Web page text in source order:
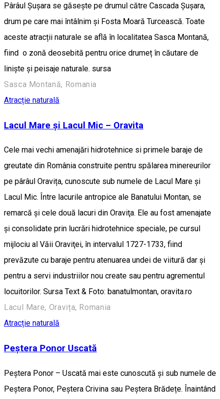
Pârâul Șușara se găsește pe drumul către Cascada Șușara,
drum pe care mai întâlnim și Fosta Moară Turcească. Toate
aceste atracții naturale se află în localitatea Sasca Montană,
fiind o zonă deosebită pentru orice drumeț în căutare de
liniște și peisaje naturale. sursa
Sasca Montană, Romania
Atracție naturală
Lacul Mare şi Lacul Mic – Oravita
Cele mai vechi amenajări hidrotehnice si primele baraje de
greutate din România construite pentru spălarea minereurilor
pe pârâul Oravița, cunoscute sub numele de Lacul Mare și
Lacul Mic. Între lacurile antropice ale Banatului Montan, se
remarcă şi cele două lacuri din Oraviţa. Ele au fost amenajate
şi consolidate prin lucrări hidrotehnice speciale, pe cursul
mijlociu al Văii Oraviţei, în intervalul 1727-1733, fiind
prevăzute cu baraje pentru atenuarea undei de viitură dar şi
pentru a servi industriilor nou create sau pentru agrementul
locuitorilor. Sursa Text & Foto: banatulmontan, oravita.ro
Lacul Mare, Oravița, Romania
Atracție naturală
Peștera Ponor Uscată
Peștera Ponor – Uscată mai este cunoscută și sub numele de
Peștera Ponor, Peștera Crivina sau Peștera Brădețe. Înaintând